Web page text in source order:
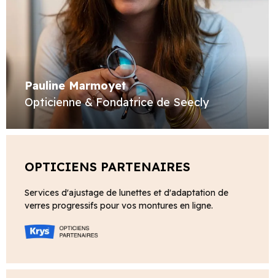
Pauline Marmoyet
Opticienne & Fondatrice de Seecly
OPTICIENS PARTENAIRES
Services d'ajustage de lunettes et d'adaptation de
verres progressifs pour vos montures en ligne.